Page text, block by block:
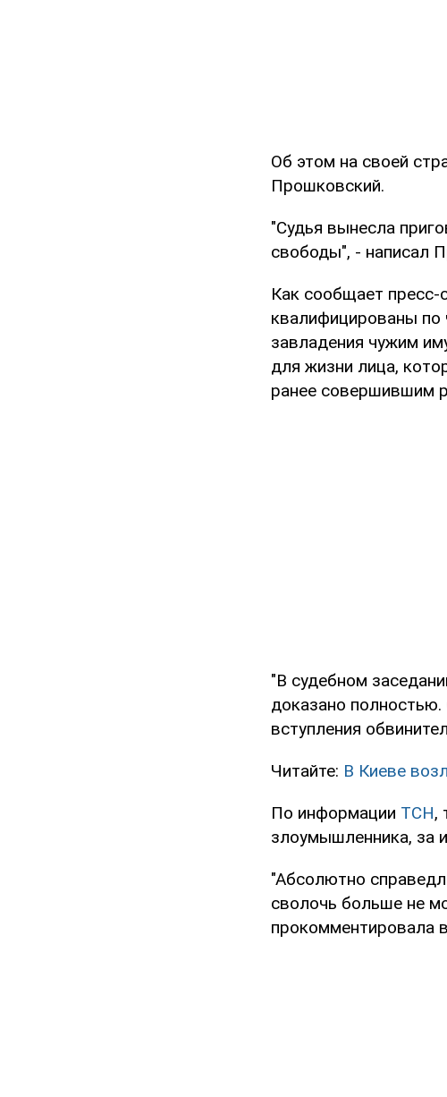
Об этом на своей
Прошковский.
"Судья вынесла
свободы", - написал
Как сообщает
квалифицированы по
завладения чужим
для жизни лица,
ранее совершившим
"В судебном
доказано
вступления
Читайте: В Киеве
По информации ТСН,
злоумышленника, за
"Абсолютно
сволочь больше не
прокомментировала